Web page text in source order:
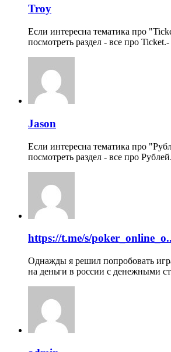
Troy
Если интересна тематика про
посмотреть раздел - все про Ticket.-
Jason
Если интересна тематика про
посмотреть раздел - все про
https://t.me/s/
Однажды я решил попробовать
на деньги в россии с денежными